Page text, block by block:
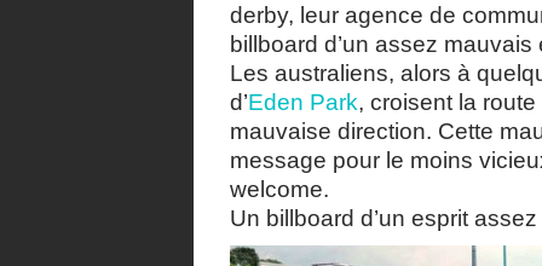
derby, leur agence de
billboard d’un assez mauvais
Les australiens, alors à
d’Eden Park, croisent la
mauvaise direction. Cette
message pour le moins
welcome.
Un billboard d’un esprit